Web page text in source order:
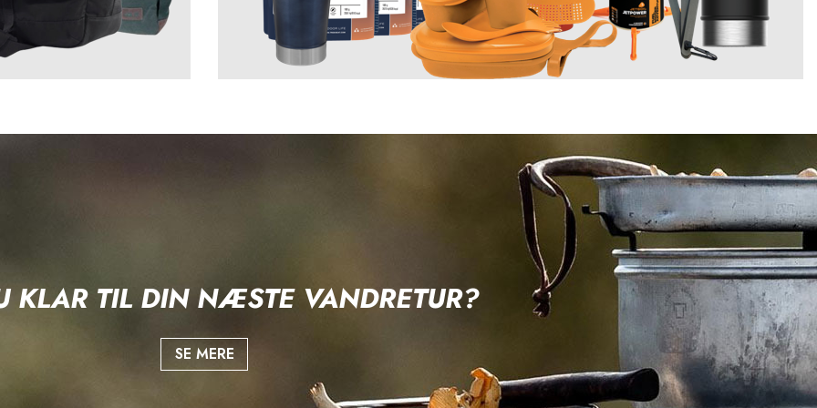
KLAR TIL DIN NÆSTE VANDRETUR?
SE MERE